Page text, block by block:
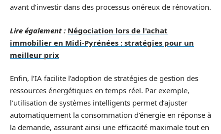
avant d’investir dans des processus onéreux de rénovation.
Lire également : Négociation lors de l'achat
immobilier en Midi-Pyrénées : stratégies pour un
meilleur prix
Enfin, l’IA facilite l’adoption de stratégies de gestion des
ressources énergétiques en temps réel. Par exemple,
l’utilisation de systèmes intelligents permet d’ajuster
automatiquement la consommation d’énergie en réponse à
la demande, assurant ainsi une efficacité maximale tout en